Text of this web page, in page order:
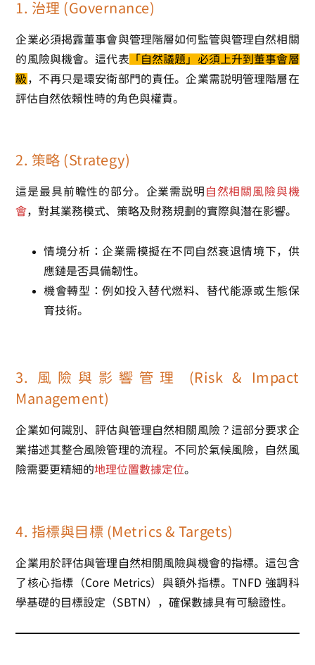
1. 治理 (Governance)
企業必須揭露董事會與管理階層如何監管與管理自然相關
的風險與機會。這代表 「自然議題」必須上升到董事會層
級 ，不再只是環安衛部門的責任。企業需說明管理階層在
評估自然依賴性時的角色與權責。
2. 策略 (Strategy)
這是最具前瞻性的部分。企業需說明 自然相關風險與機
會，對其業務模式、策略及財務規劃的實際與潛在影響。
情境分析 ：企業需模擬在不同自然衰退情境下，供
應鏈是否具備韌性。
機會轉型 ：例如投入替代燃料、替代能源或生態保
育技術。
3. 風險與影響管理 (Risk & Impact
Management)
企業如何識別、評估與管理自然相關風險？這部分要求企
業描述其整合風險管理的流程。不同於氣候風險，自然風
險需要更精細的地理位置數據定位。
4. 指標與目標 (Metrics & Targets)
企業用於評估與管理自然相關風險與機會的指標。這包含
了核心指標（Core Metrics）與額外指標。TNFD 強調科
學基礎的目標設定（SBTN），確保數據具有可驗證性。